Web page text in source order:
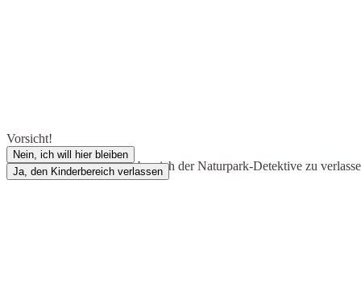
Vorsicht!
Du bist dabei, den Kinderbereich der Naturpark-Detektive zu
Nein, ich will hier bleiben
Ja, den Kinderbereich verlassen